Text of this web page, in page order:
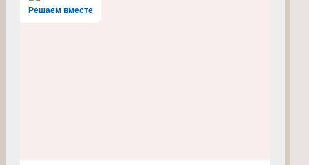
Решаем вместе